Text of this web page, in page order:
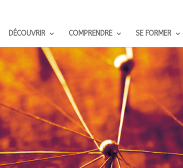
DÉCOUVRIR COMPRENDRE SE FORMER